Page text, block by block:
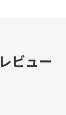
レビュー